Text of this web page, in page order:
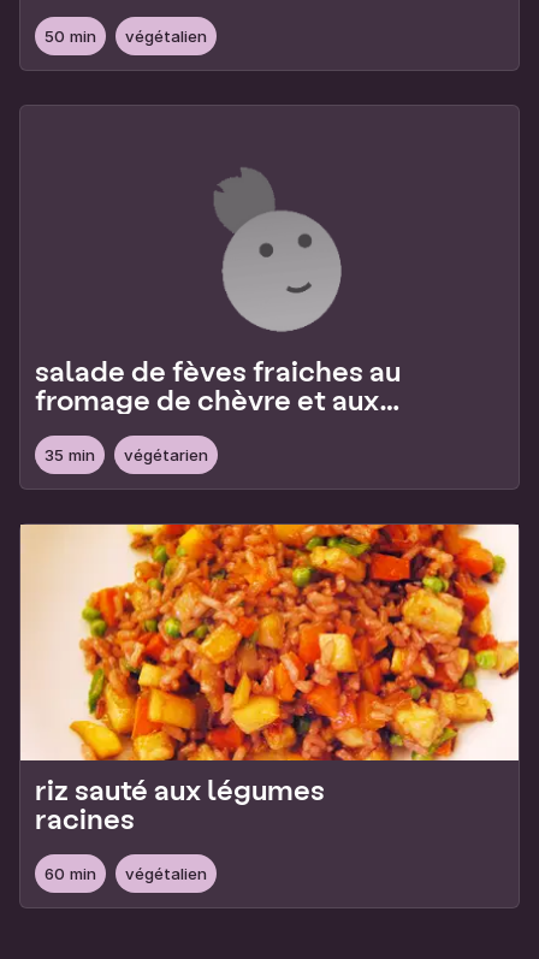
50 min végétalien
salade de fèves fraiches au
fromage de chèvre et aux
oeufs
35 min végétarien
riz sauté aux légumes
racines
60 min végétalien